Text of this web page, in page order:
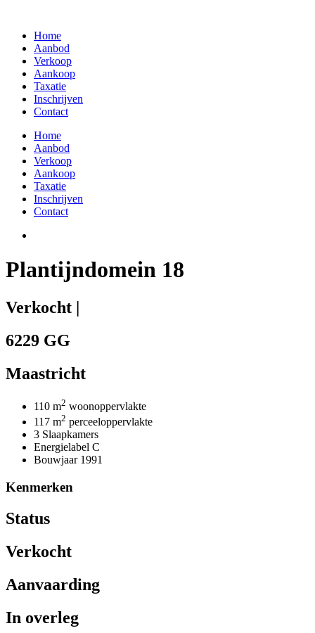
contentHome
Aanbod
Verkoop
Aankoop
Taxatie
Inschrijven
Contact
Home
Aanbod
Verkoop
Aankoop
Taxatie
Inschrijven
Contact
Plantijndomein 18
Verkocht |
6229 GG
Maastricht
110 m2 woonoppervlakte
117 m2 perceeloppervlakte
3 Slaapkamers
Energielabel C
Bouwjaar 1991
Kenmerken
Status
Verkocht
Aanvaarding
In overleg